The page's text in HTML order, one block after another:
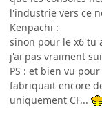
l'industrie vers ce
Kenpachi :
sinon pour le x6 tu
j'ai pas vraiment
PS : et bien vu
fabriquait encore
uniquement CF...